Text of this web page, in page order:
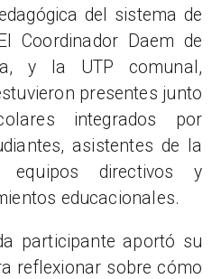
del sistema de
Coordinador Daem de
y la UTP comunal,
presentes junto
integrados por
asistentes de la
equipos directivos y
educacionales.
participante aportó su
reflexionar sobre cómo